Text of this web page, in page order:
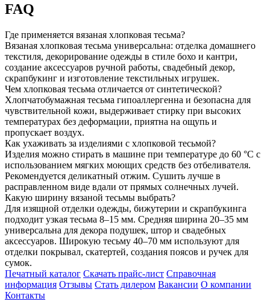
FAQ
Где применяется вязаная хлопковая тесьма?
Вязаная хлопковая тесьма универсальна: отделка домашнего
текстиля, декорирование одежды в стиле бохо и кантри,
создание аксессуаров ручной работы, свадебный декор,
скрапбукинг и изготовление текстильных игрушек.
Чем хлопковая тесьма отличается от синтетической?
Хлопчатобумажная тесьма гипоаллергенна и безопасна для
чувствительной кожи, выдерживает стирку при высоких
температурах без деформации, приятна на ощупь и
пропускает воздух.
Как ухаживать за изделиями с хлопковой тесьмой?
Изделия можно стирать в машине при температуре до 60 °C с
использованием мягких моющих средств без отбеливателя.
Рекомендуется деликатный отжим. Сушить лучше в
расправленном виде вдали от прямых солнечных лучей.
Какую ширину вязаной тесьмы выбрать?
Для изящной отделки одежды, бижутерии и скрапбукинга
подходит узкая тесьма 8–15 мм. Средняя ширина 20–35 мм
универсальна для декора подушек, штор и свадебных
аксессуаров. Широкую тесьму 40–70 мм используют для
отделки покрывал, скатертей, создания поясов и ручек для
сумок.
Печатный каталог Скачать прайс-лист Справочная
информация Отзывы Стать дилером Вакансии О компании
Контакты